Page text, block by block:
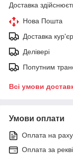
Доставка
Нова Пошта
Доставка
Делівері
Попутним
Всі умови
Умови оплати
Оплата на
Оплата за